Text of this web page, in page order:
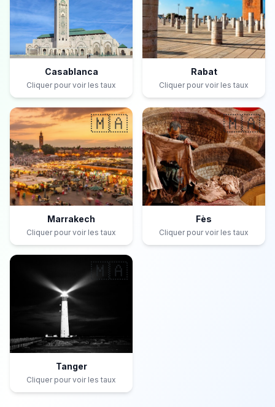
Casablanca
Cliquer pour voir les taux
Rabat
Cliquer pour voir les taux
🇲🇦
Marrakech
Cliquer pour voir les taux
🇲🇦
Fès
Cliquer pour voir les taux
🇲🇦
Tanger
Cliquer pour voir les taux